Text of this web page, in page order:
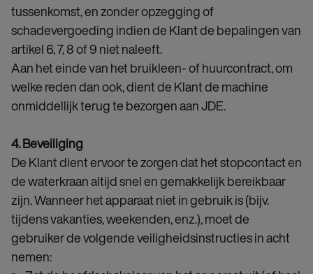
tussenkomst, en zonder opzegging of
schadevergoeding indien de Klant de bepalingen van
artikel 6, 7, 8 of 9 niet naleeft.
Aan het einde van het bruikleen- of huurcontract, om
welke reden dan ook, dient de Klant de machine
onmiddellijk terug te bezorgen aan JDE.
4. Beveiliging
De Klant dient ervoor te zorgen dat het stopcontact en
de waterkraan altijd snel en gemakkelijk bereikbaar
zijn. Wanneer het apparaat niet in gebruik is (bijv.
tijdens vakanties, weekenden, enz.), moet de
gebruiker de volgende veiligheidsinstructies in acht
nemen: